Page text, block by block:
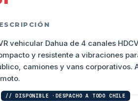
vehicular Dahua de 4 canales
y resistente a vibraciones
camiones y vans corporativos.